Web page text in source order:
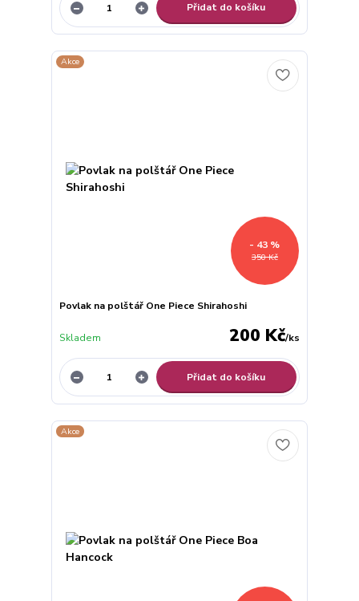
Přidat do košíku
Akce
350 Kč
- 43 %
Povlak na polštář One Piece Shirahoshi
200 Kč/ks
Skladem
Přidat do košíku
Akce